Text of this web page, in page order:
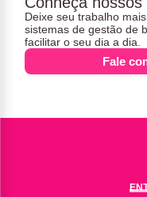
Deixe seu trabalho
sistemas de gestão de
facilitar o seu dia a dia.
Fale